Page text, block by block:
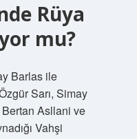
Rüya
mu?
Barlas ile
Sarı, Simay
Asllani ve
Vahşi